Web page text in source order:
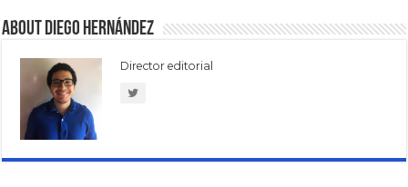
About Diego Hernández
Director editorial